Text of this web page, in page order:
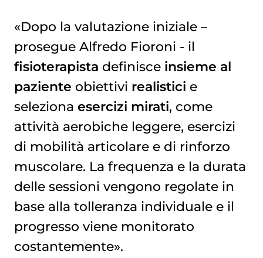
«Dopo la valutazione iniziale –
prosegue Alfredo Fioroni - il
fisioterapista definisceinsieme al
paziente obiettivi realistici e
seleziona esercizi mirati, come
attività aerobiche leggere, esercizi
di mobilità articolare e di rinforzo
muscolare. La frequenza e la durata
delle sessioni vengono regolate in
base alla tolleranza individuale e il
progresso viene monitorato
costantemente».